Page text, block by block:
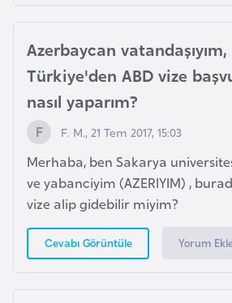
Azerbaycan vatandaşıyım,
Türkiye'den ABD vize
nasıl yaparım?
F. M., 21 Tem 2017, 15:03
Merhaba, ben Sakarya
ve yabanciyim (AZERIYIM) ,
vize alip gidebilir miyim?
Cevabı Görüntüle Yorum
n
s
t
a
n
E
s
t
o
y
a